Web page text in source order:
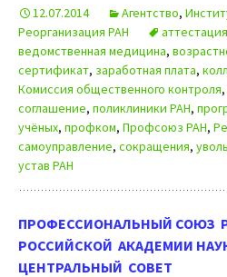
12.07.2014 Агентство,
Реорганизация РАН
ведомственная медицина,
сертификат, заработная плата,
Комиссия общественного контроля,
соглашение, поликлиники РАН,
учёных, профком, Профсоюз РАН,
самоуправление, сокращения,
устав РАН
ПРОФЕССИОНАЛЬНЫЙ СОЮЗ
РОССИЙСКОЙ АКАДЕМИИ
ЦЕНТРАЛЬНЫЙ СОВЕТ